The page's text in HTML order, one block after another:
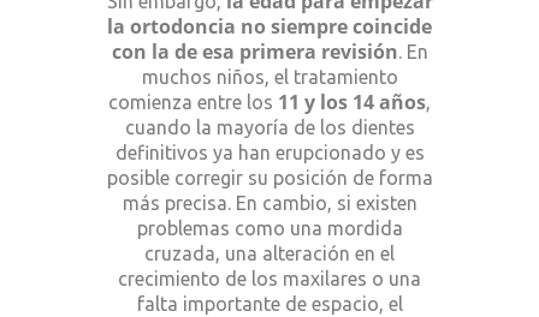
la ortodoncia no siempre coincide
con la de esa primera revisión. En
muchos niños, el tratamiento
comienza entre los 11 y los 14 años,
cuando la mayoría de los dientes
definitivos ya han erupcionado y es
posible corregir su posición de forma
más precisa. En cambio, si existen
problemas como una mordida
cruzada, una alteración en el
crecimiento de los maxilares o una
falta importante de espacio, el